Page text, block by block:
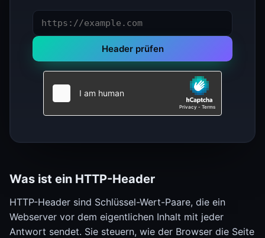
Header prüfen
Was ist ein HTTP-Header
HTTP-Header sind Schlüssel-Wert-Paare, die ein
Webserver vor dem eigentlichen Inhalt mit jeder
Antwort sendet. Sie steuern, wie der Browser die Seite